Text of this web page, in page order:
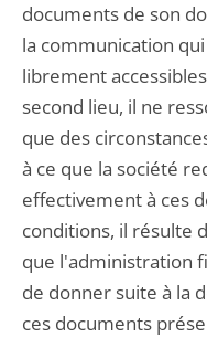
documents de son
la communication
librement
second lieu, il ne
que des
à ce que la société
effectivement à ces
conditions, il résulte
que l'administration
de donner suite à la
ces documents